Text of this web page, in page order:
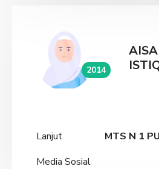
2014
Lanjut
MTS N 1
Media Sosial